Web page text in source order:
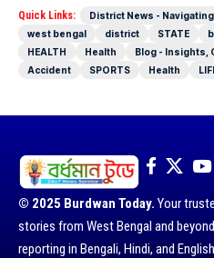
Quick Links: District News -
west bengal
district STATE
HEALTH
Health
Blog - Insights,
Accident
SPORTS Health
© 2025 Burdwan Today. Your
stories from West Bengal and
reporting in Bengali, Hindi, and